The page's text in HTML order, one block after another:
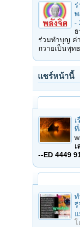
ร่
พ
-
ร่วมทำบุญ ค่
ถวายเป็นพุท
แชร์หน้านี้
--ED 4449
ท
รี
โ